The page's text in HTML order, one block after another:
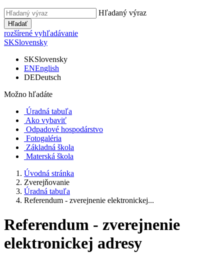
Hľadaný výraz
Hľadať
rozšírené vyhľadávanie
SKSlovensky
SKSlovensky
ENEnglish
DEDeutsch
Možno hľadáte
Úradná tabuľa
Ako vybaviť
Odpadové hospodárstvo
Fotogaléria
Základná škola
Materská škola
Úvodná stránka
Zverejňovanie
Úradná tabuľa
Referendum - zverejnenie elektronickej...
Referendum - zverejnenie
elektronickej adresy